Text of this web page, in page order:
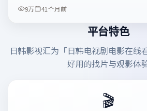
9万
41个月前
平台特色
日韩影视汇为「日韩电视剧电影在线
好用的找片与观影体
🎬